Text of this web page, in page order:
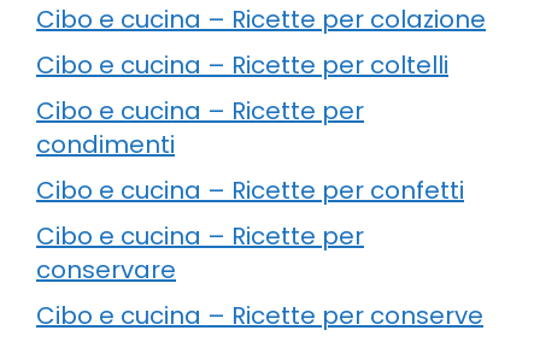
Cibo e cucina – Ricette per colazione
Cibo e cucina – Ricette per coltelli
Cibo e cucina – Ricette per
condimenti
Cibo e cucina – Ricette per confetti
Cibo e cucina – Ricette per
conservare
Cibo e cucina – Ricette per conserve